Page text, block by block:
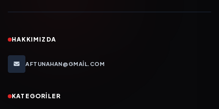
HAKKIMIZDA
AFTUNAHAN@GMAIL.COM
KATEGORILER